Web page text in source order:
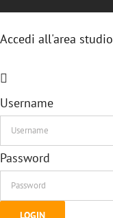
Accedi all'area studio
Username
Password
LOGIN